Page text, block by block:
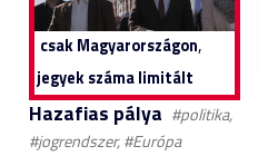
csak Magyarországon,
jegyek száma limitált
Hazafias pálya #politika,
#jogrendszer, #Európa